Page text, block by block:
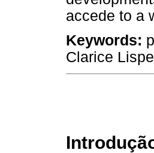
accede to a
Keywords:
Clarice